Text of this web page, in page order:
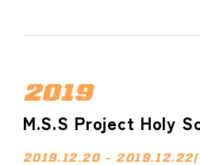
2019
M.S.S Project Holy
2019.12.20 - 2019.12.22/